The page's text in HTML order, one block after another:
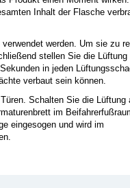
Inhalt der Flasche
werden. Um sie zu
stellen Sie die Lüftung
in jeden
verbaut sein können.
Schalten Sie die Lüftung
im
eingesogen und wird im